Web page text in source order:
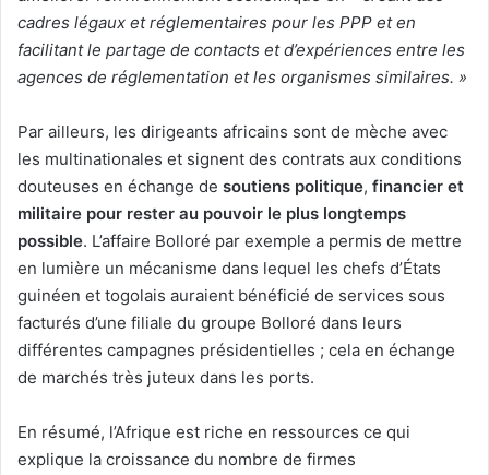
cadres légaux et réglementaires pour les PPP et en
facilitant le partage de contacts et d’expériences entre les
agences de réglementation et les organismes similaires. »
Par ailleurs, les dirigeants africains sont de mèche avec
les multinationales et signent des contrats aux conditions
douteuses en échange de soutiens politique, financier et
militaire pour rester au pouvoir le plus longtemps
possible. L’affaire Bolloré par exemple a permis de mettre
en lumière un mécanisme dans lequel les chefs d’États
guinéen et togolais auraient bénéficié de services sous
facturés d’une filiale du groupe Bolloré dans leurs
différentes campagnes présidentielles ; cela en échange
de marchés très juteux dans les ports.
En résumé, l’Afrique est riche en ressources ce qui
explique la croissance du nombre de firmes